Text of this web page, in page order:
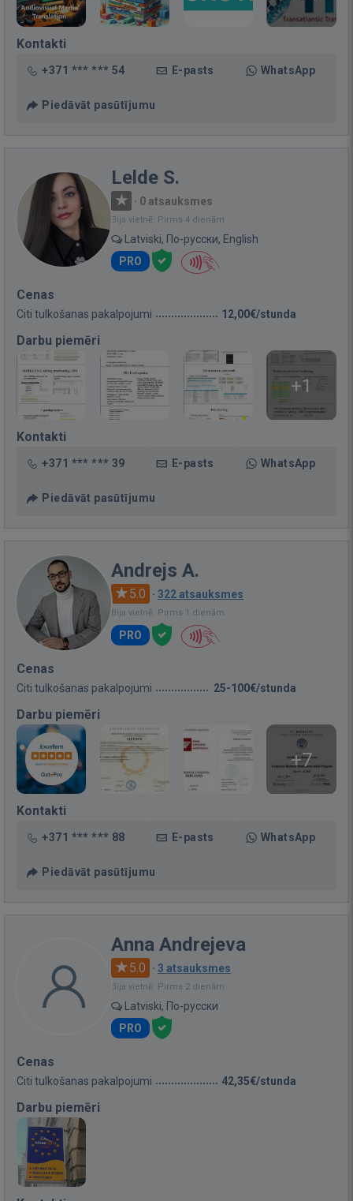
Kontakti
+371 *** *** 54 E-pasts WhatsApp
Piedāvāt pasūtījumu
Lelde S.
· 0 atsauksmes
Bija vietnē: Pirms 4 dienām
Latviski, По-русски, English
PRO
Cenas
Citi tulkošanas pakalpojumi 12,00€/stunda
Darbu piemēri
+1
Kontakti
+371 *** *** 39 E-pasts WhatsApp
Piedāvāt pasūtījumu
Andrejs A.
5.0 · 322 atsauksmes
Bija vietnē: Pirms 1 dienām
PRO
Cenas
Citi tulkošanas pakalpojumi 25-100€/stunda
Darbu piemēri
+7
Kontakti
+371 *** *** 88 E-pasts WhatsApp
Piedāvāt pasūtījumu
Anna Andrejeva
5.0 · 3 atsauksmes
Bija vietnē: Pirms 2 dienām
Latviski, По-русски
PRO
Cenas
Citi tulkošanas pakalpojumi 42,35€/stunda
Darbu piemēri